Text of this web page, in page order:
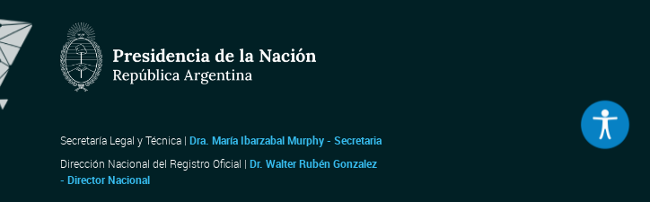
Secretaría Legal y Técnica | Dra. María Ibarzabal Murphy - Secretaria
Dirección Nacional del Registro Oficial | Dr. Walter Rubén Gonzalez
- Director Nacional